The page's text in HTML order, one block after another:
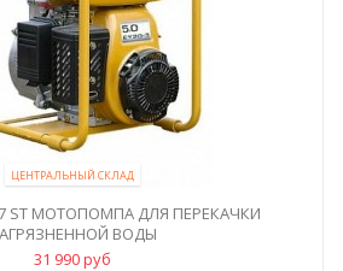
ЦЕНТРАЛЬНЫЙ СКЛАД
ST МОТОПОМПА ДЛЯ ПЕРЕКАЧКИ
ВОДЫ
31 990 руб